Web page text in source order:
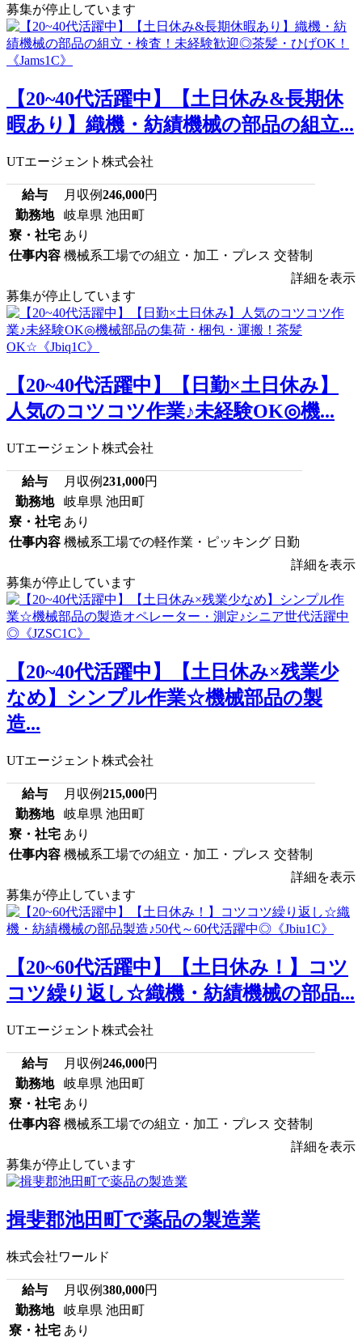
募集が停止しています
【20~40代活躍中】【土日休み&長期休
暇あり】織機・紡績機械の部品の組立...
UTエージェント株式会社
給与 月収例246,000円
勤務地
岐阜県 池田町
寮・社宅 あり
仕事内容 機械系工場での組立・加工・プレス 交替制
詳細を表示
募集が停止しています
【20~40代活躍中】【日勤×土日休み】
人気のコツコツ作業♪未経験OK◎機...
UTエージェント株式会社
給与 月収例231,000円
勤務地
岐阜県 池田町
寮・社宅 あり
仕事内容 機械系工場での軽作業・ピッキング 日勤
詳細を表示
募集が停止しています
【20~40代活躍中】【土日休み×残業少
なめ】シンプル作業☆機械部品の製
造...
UTエージェント株式会社
給与 月収例215,000円
勤務地
岐阜県 池田町
寮・社宅 あり
仕事内容 機械系工場での組立・加工・プレス 交替制
詳細を表示
募集が停止しています
【20~60代活躍中】【土日休み！】コツ
コツ繰り返し☆織機・紡績機械の部品...
UTエージェント株式会社
給与 月収例246,000円
勤務地
岐阜県 池田町
寮・社宅 あり
仕事内容 機械系工場での組立・加工・プレス 交替制
詳細を表示
募集が停止しています
揖斐郡池田町で薬品の製造業
株式会社ワールド
給与 月収例380,000円
勤務地
岐阜県 池田町
寮・社宅 あり